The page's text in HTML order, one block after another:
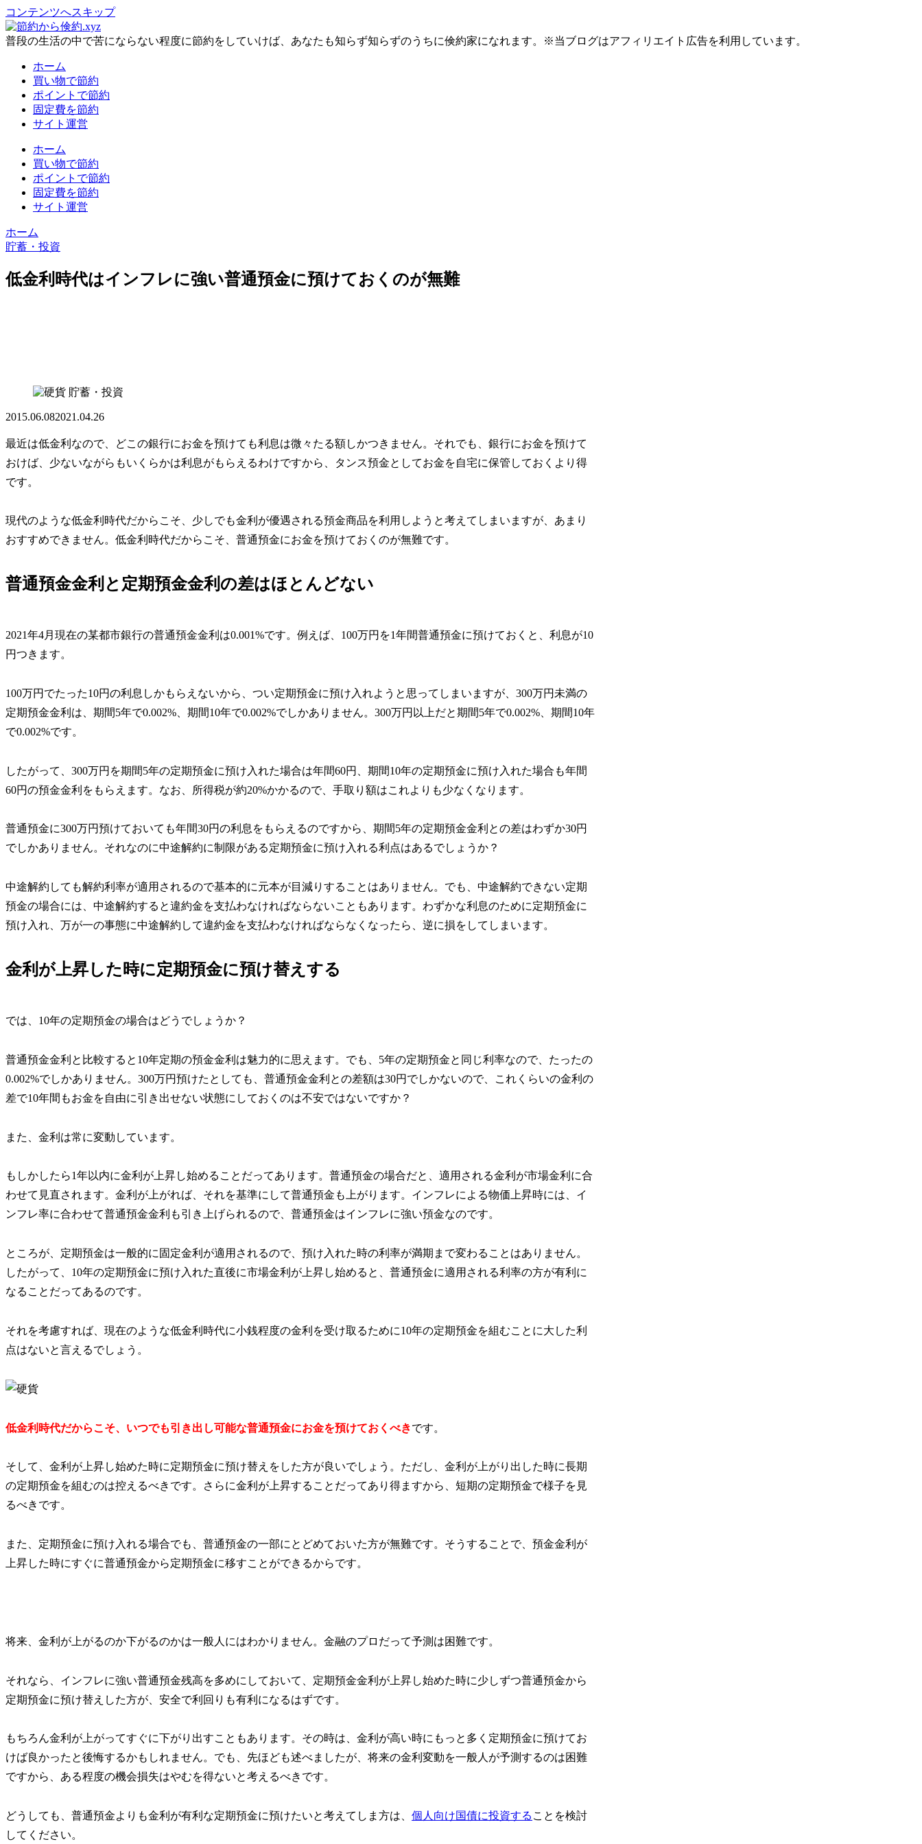
コンテンツへスキップ
普段の生活の中で苦にならない程度に節約をしていけば、あなたも知らず知らずのうちに倹約家になれます。※当ブログはアフィリエイト広告を利用しています。
ホーム
買い物で節約
ポイントで節約
固定費を節約
サイト運営
ホーム
買い物で節約
ポイントで節約
固定費を節約
サイト運営
ホーム
貯蓄・投資
低金利時代はインフレに強い普通預金に預けておくのが無難
貯蓄・投資
2015.06.082021.04.26
最近は低金利なので、どこの銀行にお金を預けても利息は微々たる額しかつきません。それでも、銀行にお金を預けて
おけば、少ないながらもいくらかは利息がもらえるわけですから、タンス預金としてお金を自宅に保管しておくより得
です。
現代のような低金利時代だからこそ、少しでも金利が優遇される預金商品を利用しようと考えてしまいますが、あまり
おすすめできません。低金利時代だからこそ、普通預金にお金を預けておくのが無難です。
普通預金金利と定期預金金利の差はほとんどない
2021年4月現在の某都市銀行の普通預金金利は0.001%です。例えば、100万円を1年間普通預金に預けておくと、利息が10
円つきます。
100万円でたった10円の利息しかもらえないから、つい定期預金に預け入れようと思ってしまいますが、300万円未満の
定期預金金利は、期間5年で0.002%、期間10年で0.002%でしかありません。300万円以上だと期間5年で0.002%、期間10年
で0.002%です。
したがって、300万円を期間5年の定期預金に預け入れた場合は年間60円、期間10年の定期預金に預け入れた場合も年間
60円の預金金利をもらえます。なお、所得税が約20%かかるので、手取り額はこれよりも少なくなります。
普通預金に300万円預けておいても年間30円の利息をもらえるのですから、期間5年の定期預金金利との差はわずか30円
でしかありません。それなのに中途解約に制限がある定期預金に預け入れる利点はあるでしょうか？
中途解約しても解約利率が適用されるので基本的に元本が目減りすることはありません。でも、中途解約できない定期
預金の場合には、中途解約すると違約金を支払わなければならないこともあります。わずかな利息のために定期預金に
預け入れ、万が一の事態に中途解約して違約金を支払わなければならなくなったら、逆に損をしてしまいます。
金利が上昇した時に定期預金に預け替えする
では、10年の定期預金の場合はどうでしょうか？
普通預金金利と比較すると10年定期の預金金利は魅力的に思えます。でも、5年の定期預金と同じ利率なので、たったの
0.002%でしかありません。300万円預けたとしても、普通預金金利との差額は30円でしかないので、これくらいの金利の
差で10年間もお金を自由に引き出せない状態にしておくのは不安ではないですか？
また、金利は常に変動しています。
もしかしたら1年以内に金利が上昇し始めることだってあります。普通預金の場合だと、適用される金利が市場金利に合
わせて見直されます。金利が上がれば、それを基準にして普通預金も上がります。インフレによる物価上昇時には、イ
ンフレ率に合わせて普通預金金利も引き上げられるので、普通預金はインフレに強い預金なのです。
ところが、定期預金は一般的に固定金利が適用されるので、預け入れた時の利率が満期まで変わることはありません。
したがって、10年の定期預金に預け入れた直後に市場金利が上昇し始めると、普通預金に適用される利率の方が有利に
なることだってあるのです。
それを考慮すれば、現在のような低金利時代に小銭程度の金利を受け取るために10年の定期預金を組むことに大した利
点はないと言えるでしょう。
低金利時代だからこそ、いつでも引き出し可能な普通預金にお金を預けておくべきです。
そして、金利が上昇し始めた時に定期預金に預け替えをした方が良いでしょう。ただし、金利が上がり出した時に長期
の定期預金を組むのは控えるべきです。さらに金利が上昇することだってあり得ますから、短期の定期預金で様子を見
るべきです。
また、定期預金に預け入れる場合でも、普通預金の一部にとどめておいた方が無難です。そうすることで、預金金利が
上昇した時にすぐに普通預金から定期預金に移すことができるからです。
将来、金利が上がるのか下がるのかは一般人にはわかりません。金融のプロだって予測は困難です。
それなら、インフレに強い普通預金残高を多めにしておいて、定期預金金利が上昇し始めた時に少しずつ普通預金から
定期預金に預け替えした方が、安全で利回りも有利になるはずです。
もちろん金利が上がってすぐに下がり出すこともあります。その時は、金利が高い時にもっと多く定期預金に預けてお
けば良かったと後悔するかもしれません。でも、先ほども述べましたが、将来の金利変動を一般人が予測するのは困難
ですから、ある程度の機会損失はやむを得ないと考えるべきです。
どうしても、普通預金よりも金利が有利な定期預金に預けたいと考えてしま方は、 個人向け国債に投資する ことを検討
してください。